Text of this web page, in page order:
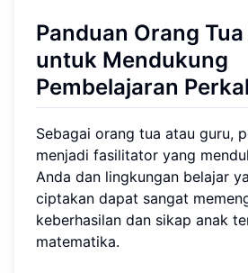
Panduan Orang Tua
untuk Mendukung
Pembelajaran
Sebagai orang tua atau guru,
menjadi fasilitator yang
Anda dan lingkungan belajar
ciptakan dapat sangat
keberhasilan dan sikap anak
matematika.